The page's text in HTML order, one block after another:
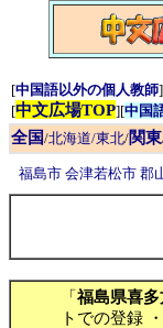
[中国語以外の個人教師
[中文広場TOP][中国
全国/北海道/東北/関東
福島市 会津若松市 郡
「 福島県喜多
トでの登録